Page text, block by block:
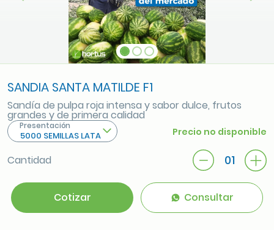
SANDIA SANTA MATILDE F1
Sandía de pulpa roja intensa y sabor dulce, frutos
grandes y de primera calidad
5000 SEMILLAS LATA
Presentación
Precio no disponible
Cantidad 01
Cotizar Consultar